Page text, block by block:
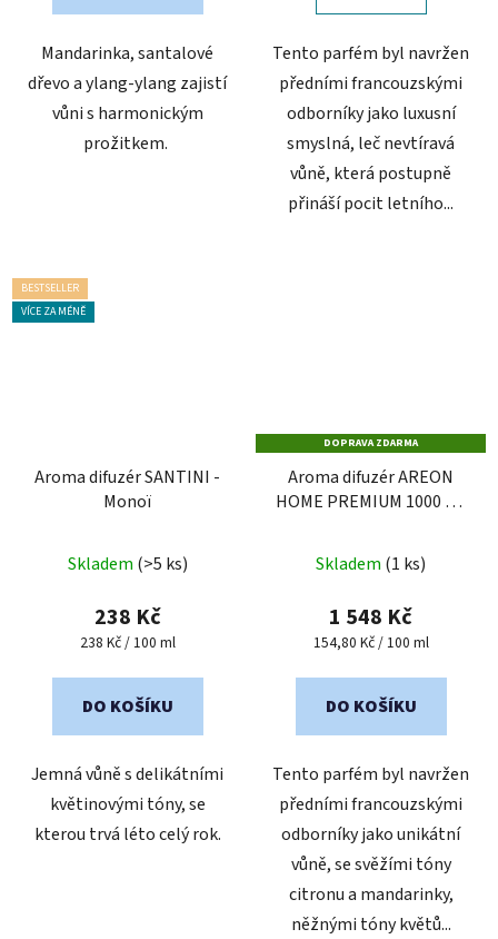
Mandarinka, santalové
dřevo a ylang-ylang zajistí
vůni s harmonickým
prožitkem.
Tento parfém byl navržen
předními francouzskými
odborníky jako luxusní
smyslná, leč nevtíravá
vůně, která postupně
přináší pocit letního...
BESTSELLER
VÍCE ZA MÉNĚ
Aroma difuzér SANTINI -
Monoï
hodnocení
produktu
je
z
Skladem (>5 ks)
238 Kč
Měrná
238 Kč / 100 ml
DO KOŠÍKU
Jemná vůně s delikátními
květinovými tóny, se
kterou trvá léto celý rok.
DOPRAVA ZDARMA
Aroma difuzér AREON
HOME PREMIUM 1000 ml
Skladem (1 ks)
1 548 Kč
Měrná
154,80 Kč / 100 ml
DO KOŠÍKU
Tento parfém byl navržen
předními francouzskými
odborníky jako unikátní
vůně, se svěžími tóny
citronu a mandarinky,
něžnými tóny květů...